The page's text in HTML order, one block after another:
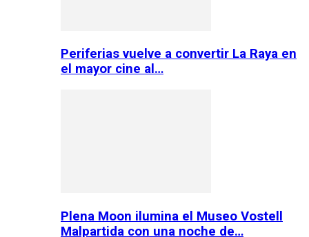
Periferias vuelve a convertir La Raya en
el mayor cine al…
Plena Moon ilumina el Museo Vostell
Malpartida con una noche de…